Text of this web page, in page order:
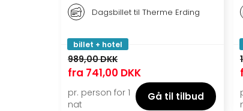
Dagsbillet til Therme Erding
billet + hotel
989,00 DKK
fra 741,00 DKK
pr. person for 1
nat
Gå til tilbud